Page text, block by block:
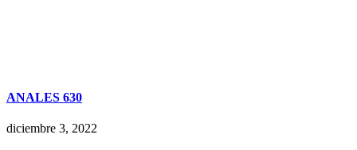
ANALES 630
diciembre 3, 2022